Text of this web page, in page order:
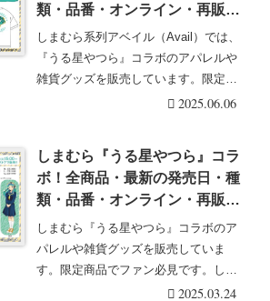
類・品番・オンライン・再販ま
とめ！取扱店はどこ？ヘアバン
ド付きTシャツが2025/6/7より
新発売！
しまむら系列アベイル（Avail）では、
『うる星やつら』コラボのアパレルや
雑貨グッズを販売しています。限定商
品でファン必・・・続きを読む2025.06.06
しまむら『うる星やつら』コラ
ボ！全商品・最新の発売日・種
類・品番・オンライン・再販ま
とめ！取扱店はどこ？福袋（ハ
ッピーバッグ）が2025/3/25よ
り新発売！
しまむら『うる星やつら』コラボのア
パレルや雑貨グッズを販売していま
す。限定商品でファン必見です。しま
むら『うる星やつら』・・・続きを読
2025.03.24